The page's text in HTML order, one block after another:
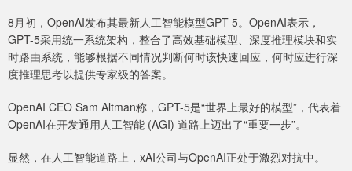
8月初，OpenAI发布其最新人工智能模型GPT-5。OpenAI表示，
GPT-5采用统一系统架构，整合了高效基础模型、深度推理模块和实
时路由系统，能够根据不同情况判断何时该快速回应，何时应进行深
度推理思考以提供专家级的答案。
OpenAI CEO Sam Altman称，GPT-5是“世界上最好的模型”，代表着
OpenAI在开发通用人工智能 (AGI) 道路上迈出了“重要一步”。
显然，在人工智能道路上，xAI公司与OpenAI正处于激烈对抗中。